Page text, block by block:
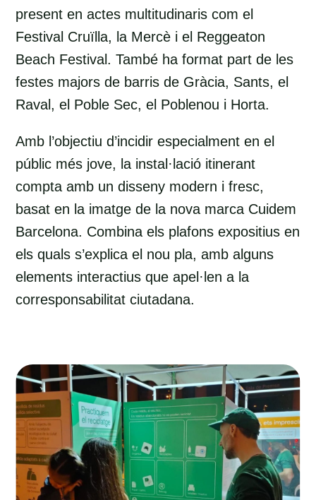
present en actes multitudinaris com el
Festival Cruïlla, la Mercè i el Reggeaton
Beach Festival. També ha format part de les
festes majors de barris de Gràcia, Sants, el
Raval, el Poble Sec, el Poblenou i Horta.
Amb l’objectiu d’incidir especialment en el
públic més jove, la instal·lació itinerant
compta amb un disseny modern i fresc,
basat en la imatge de la nova marca Cuidem
Barcelona. Combina els plafons expositius en
els quals s’explica el nou pla, amb alguns
elements interactius que apel·len a la
corresponsabilitat ciutadana.